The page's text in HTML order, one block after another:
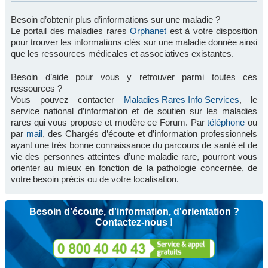
Besoin d’obtenir plus d’informations sur une maladie ?
Le portail des maladies raresOrphanet est à votre disposition
pour trouver les informations clés sur une maladie donnée ainsi
que les ressources médicales et associatives existantes.
Besoin d’aide pour vous y retrouver parmi toutes ces
ressources ?
Vous pouvez contacter Maladies Rares Info Services, le
service national d’information et de soutien sur les maladies
rares qui vous propose et modère ce Forum. Partéléphone ou
par mail, des Chargés d’écoute et d’information professionnels
ayant une très bonne connaissance du parcours de santé et de
vie des personnes atteintes d’une maladie rare, pourront vous
orienter au mieux en fonction de la pathologie concernée, de
votre besoin précis ou de votre localisation.
Besoin d'écoute, d'information, d'orientation ?
Contactez-nous !